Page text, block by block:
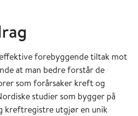
forebyggende tiltak mot
at man bedre forstår de
som forårsaker kreft og
studier som bygger på
kreftregistre utgjør en unik